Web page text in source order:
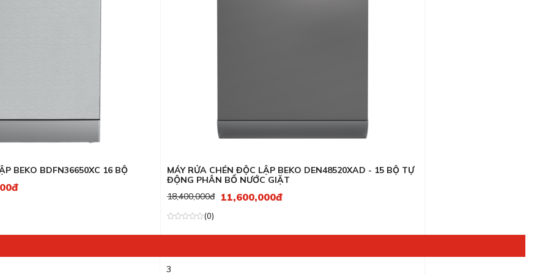
BEKO BDFN36650XC 16 BỘ
MÁY RỬA CHÉN ĐỘC LẬP BEKO DEN48520XAD - 15 BỘ TỰ
ĐỘNG PHÂN BỔ NƯỚC GIẶT
18,400,000đ
11,600,000đ
(0)
3